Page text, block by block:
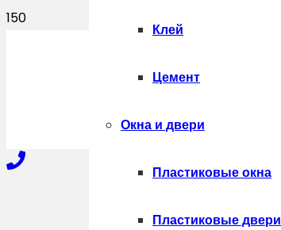
+7-910-327-77-88
Клей
Цемент
Окна и двери
Пластиковые окна
Пластиковые двери